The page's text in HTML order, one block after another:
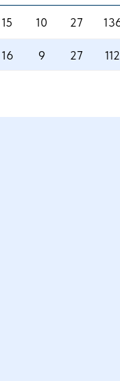
15 10 27
16 9 27 112